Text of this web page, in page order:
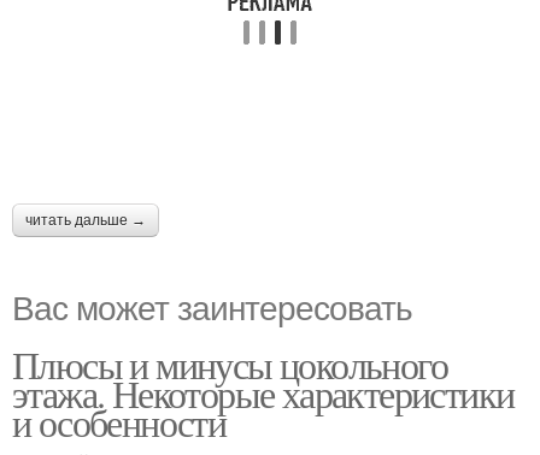
читать дальше →
Вас может заинтересовать
Плюсы и минусы цокольного
этажа. Некоторые характеристики
и особенности